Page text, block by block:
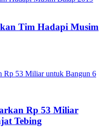
Tim Hadapi Musim
Rp 53 Miliar
Tebing